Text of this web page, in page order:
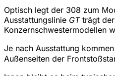
Optisch legt der 308 zum
Ausstattungslinie GTträgt der
Konzernschwestermodellen
Je nach Ausstattung
Außenseiten der